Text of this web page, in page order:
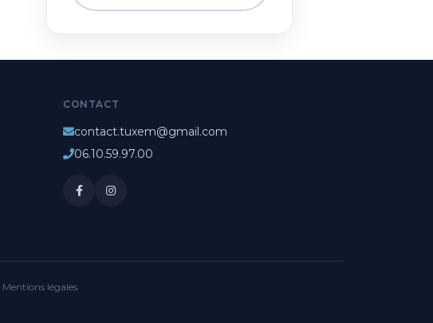
CONTACT
contact.tuxem@gmail.com
06.10.59.97.00
Mentions légales